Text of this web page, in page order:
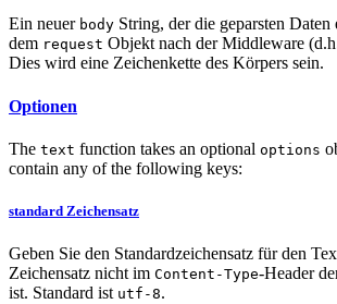
Ein neuer body String, der die geparsten
dem request Objekt nach der Middleware
Dies wird eine Zeichenkette des Körpers sein.
Optionen
The text function takes an optional options
contain any of the following keys:
standard Zeichensatz
Geben Sie den Standardzeichensatz für den
Zeichensatz nicht im Content-Type-Header
ist. Standard ist utf-8.